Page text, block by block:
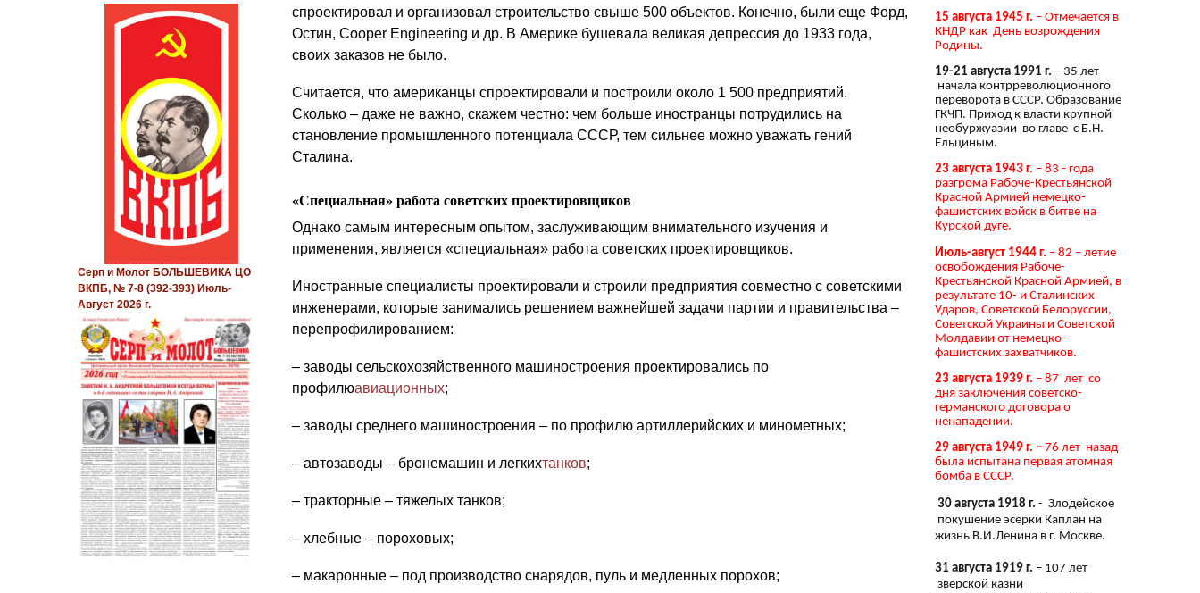
спроектировал и организовал строительство свыше 500 объектов. Конечно, были еще Форд,
Остин, Cooper Engineering и др. В Америке бушевала великая депрессия до 1933 года,
своих заказов не было.
Считается, что американцы спроектировали и построили около 1 500 предприятий.
Сколько – даже не важно, скажем честно: чем больше иностранцы потрудились на
становление промышленного потенциала СССР, тем сильнее можно уважать гений
Сталина.
«Специальная» работа советских проектировщиков
Однако самым интересным опытом, заслуживающим внимательного изучения и
применения, является «специальная» работа советских проектировщиков.
Иностранные специалисты проектировали и строили предприятия совместно с советскими
инженерами, которые занимались решением важнейшей задачи партии и правительства –
перепрофилированием:
– заводы сельскохозяйственного машиностроения проектировались по
профилюавиационных;
– заводы среднего машиностроения – по профилю артиллерийских и минометных;
– автозаводы – бронемашин и легкихтанков;
– тракторные – тяжелых танков;
– хлебные – пороховых;
– макаронные – под производство снарядов, пуль и медленных порохов;
Серп и Молот БОЛЬШЕВИКА ЦО
ВКПБ, № 7-8 (392-393) Июль-
Август 2026 г.
15 августа 1945 г. – Отмечается в
КНДР как День возрождения
Родины.
19-21 августа 1991 г. – 35 лет
начала контрреволюционного
переворота в СССР. Образование
ГКЧП. Приход к власти крупной
необуржуазии во главе с Б.Н.
Ельциным.
23 августа 1943 г. – 83 - года
разгрома Рабоче-Крестьянской
Красной Армией немецко-
фашистских войск в битве на
Курской дуге.
Июль-август 1944 г. – 82 – летие
освобождения Рабоче-
Крестьянской Красной Армией, в
результате 10- и Сталинских
Ударов, Советской Белоруссии,
Советской Украины и Советской
Молдавии от немецко-
фашистских захватчиков.
23 августа 1939 г. – 87 лет со
дня заключения советско-
германского договора о
ненападении.
29 августа 1949 г. – 76 лет назад
была испытана первая атомная
бомба в СССР.
30 августа 1918 г. - Злодейское
покушение эсерки Каплан на
жизнь В.И.Ленина в г. Москве.
31 августа 1919 г. – 107 лет
зверской казни